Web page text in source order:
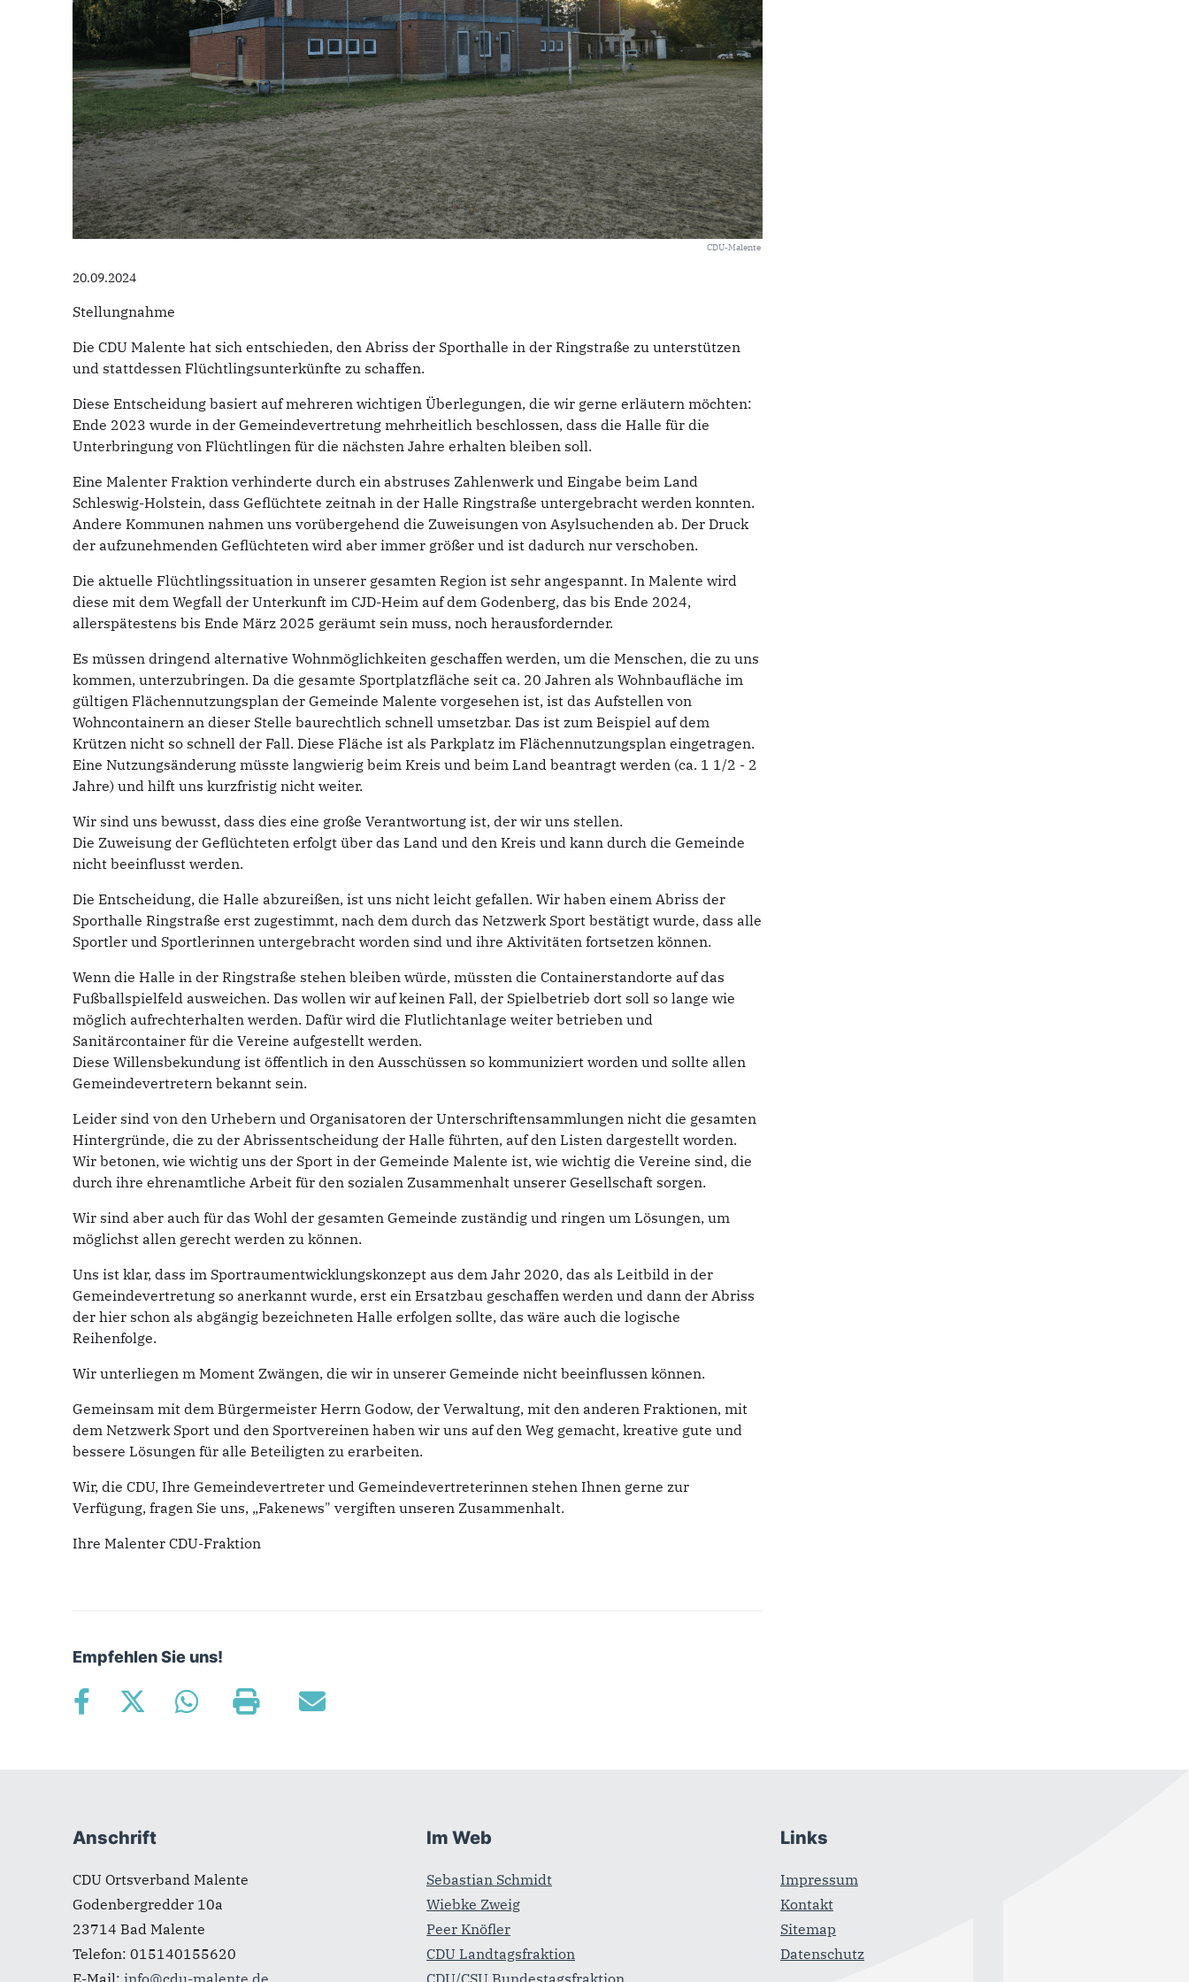
CDU-Malente
20.09.2024
Stellungnahme
Die CDU Malente hat sich entschieden, den Abriss der Sporthalle in der Ringstraße zu unterstützen
und stattdessen Flüchtlingsunterkünfte zu schaffen.
Diese Entscheidung basiert auf mehreren wichtigen Überlegungen, die wir gerne erläutern möchten:
Ende 2023 wurde in der Gemeindevertretung mehrheitlich beschlossen, dass die Halle für die
Unterbringung von Flüchtlingen für die nächsten Jahre erhalten bleiben soll.
Eine Malenter Fraktion verhinderte durch ein abstruses Zahlenwerk und Eingabe beim Land
Schleswig-Holstein, dass Geflüchtete zeitnah in der Halle Ringstraße untergebracht werden konnten.
Andere Kommunen nahmen uns vorübergehend die Zuweisungen von Asylsuchenden ab. Der Druck
der aufzunehmenden Geflüchteten wird aber immer größer und ist dadurch nur verschoben.
Die aktuelle Flüchtlingssituation in unserer gesamten Region ist sehr angespannt. In Malente wird
diese mit dem Wegfall der Unterkunft im CJD-Heim auf dem Godenberg, das bis Ende 2024,
allerspätestens bis Ende März 2025 geräumt sein muss, noch herausfordernder.
Es müssen dringend alternative Wohnmöglichkeiten geschaffen werden, um die Menschen, die zu uns
kommen, unterzubringen. Da die gesamte Sportplatzfläche seit ca. 20 Jahren als Wohnbaufläche im
gültigen Flächennutzungsplan der Gemeinde Malente vorgesehen ist, ist das Aufstellen von
Wohncontainern an dieser Stelle baurechtlich schnell umsetzbar. Das ist zum Beispiel auf dem
Krützen nicht so schnell der Fall. Diese Fläche ist als Parkplatz im Flächennutzungsplan eingetragen.
Eine Nutzungsänderung müsste langwierig beim Kreis und beim Land beantragt werden (ca. 1 1/2 - 2
Jahre) und hilft uns kurzfristig nicht weiter.
Wir sind uns bewusst, dass dies eine große Verantwortung ist, der wir uns stellen.
Die Zuweisung der Geflüchteten erfolgt über das Land und den Kreis und kann durch die Gemeinde
nicht beeinflusst werden.
Die Entscheidung, die Halle abzureißen, ist uns nicht leicht gefallen. Wir haben einem Abriss der
Sporthalle Ringstraße erst zugestimmt, nach dem durch das Netzwerk Sport bestätigt wurde, dass alle
Sportler und Sportlerinnen untergebracht worden sind und ihre Aktivitäten fortsetzen können.
Wenn die Halle in der Ringstraße stehen bleiben würde, müssten die Containerstandorte auf das
Fußballspielfeld ausweichen. Das wollen wir auf keinen Fall, der Spielbetrieb dort soll so lange wie
möglich aufrechterhalten werden. Dafür wird die Flutlichtanlage weiter betrieben und
Sanitärcontainer für die Vereine aufgestellt werden.
Diese Willensbekundung ist öffentlich in den Ausschüssen so kommuniziert worden und sollte allen
Gemeindevertretern bekannt sein.
Leider sind von den Urhebern und Organisatoren der Unterschriftensammlungen nicht die gesamten
Hintergründe, die zu der Abrissentscheidung der Halle führten, auf den Listen dargestellt worden.
Wir betonen, wie wichtig uns der Sport in der Gemeinde Malente ist, wie wichtig die Vereine sind, die
durch ihre ehrenamtliche Arbeit für den sozialen Zusammenhalt unserer Gesellschaft sorgen.
Wir sind aber auch für das Wohl der gesamten Gemeinde zuständig und ringen um Lösungen, um
möglichst allen gerecht werden zu können.
Uns ist klar, dass im Sportraumentwicklungskonzept aus dem Jahr 2020, das als Leitbild in der
Gemeindevertretung so anerkannt wurde, erst ein Ersatzbau geschaffen werden und dann der Abriss
der hier schon als abgängig bezeichneten Halle erfolgen sollte, das wäre auch die logische
Reihenfolge.
Wir unterliegen m Moment Zwängen, die wir in unserer Gemeinde nicht beeinflussen können.
Gemeinsam mit dem Bürgermeister Herrn Godow, der Verwaltung, mit den anderen Fraktionen, mit
dem Netzwerk Sport und den Sportvereinen haben wir uns auf den Weg gemacht, kreative gute und
bessere Lösungen für alle Beteiligten zu erarbeiten.
Wir, die CDU, Ihre Gemeindevertreter und Gemeindevertreterinnen stehen Ihnen gerne zur
Verfügung, fragen Sie uns, „Fakenews" vergiften unseren Zusammenhalt.
Ihre Malenter CDU-Fraktion
Empfehlen Sie uns!
Fußbereich
Anschrift
CDU Ortsverband Malente
Godenbergredder 10a
23714 Bad Malente
Telefon: 015140155620
Im Web
Sebastian Schmidt
Wiebke Zweig
Peer Knöfler
CDU Landtagsfraktion
Links
Impressum
Kontakt
Sitemap
Datenschutz